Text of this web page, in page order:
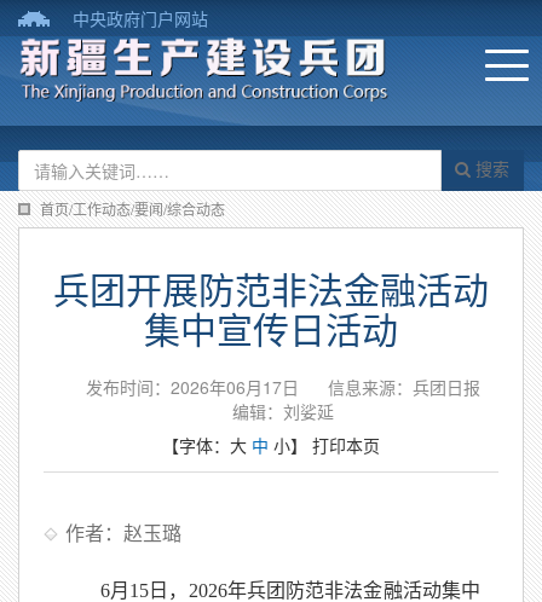
中央政府门户网站
搜索
首页/工作动态/要闻/综合动态
兵团开展防范非法金融活动
集中宣传日活动
发布时间：2026年06月17日
信息来源：​兵团日报
编辑：刘娑延
【字体： 大 中 小】 打印本页
作者：赵玉璐
6月15日，2026年兵团防范非法金融活动集中